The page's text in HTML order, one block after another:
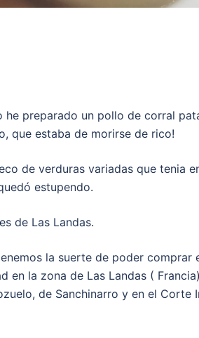
he preparado un pollo de corral
que estaba de morirse de rico!
de verduras variadas que tenia
estupendo.
de Las Landas.
la suerte de poder comprar
en la zona de Las Landas (
de Sanchinarro y en el Corte